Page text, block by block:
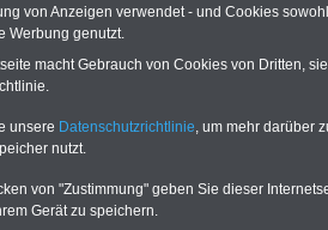
- Fachklinik Aukrug der
Aukrug der Deutschen
Nord
73 / 90 97 -0
73 / 90 97 -988
von Anzeigen verwendet - und Cookies
Werbung genutzt.
macht Gebrauch von Cookies von Dritten,
unsere Datenschutzrichtlinie , um mehr darüber
nutzt.
von "Zustimmung" geben Sie dieser
Gerät zu speichern.